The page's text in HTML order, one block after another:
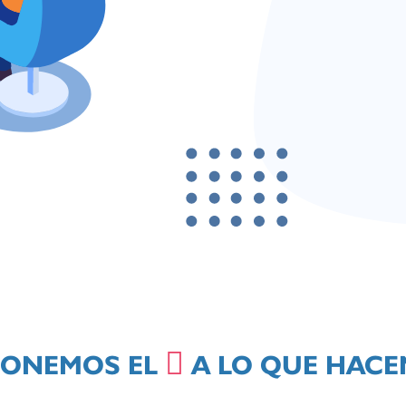
EL A LO QUE